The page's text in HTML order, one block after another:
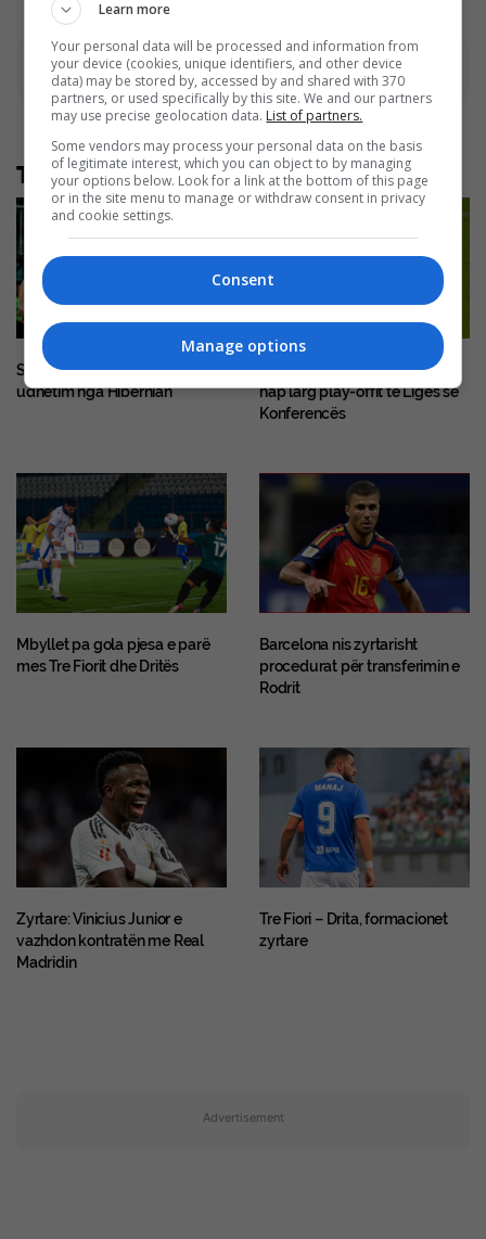
Advertisement
Të tjera nga rubrika
Shkëndija pëson ngushtë në
udhëtim nga Hibernian
Drita e “shkel” Tre Fiorin, një
hap larg play-offit të Ligës së
Konferencës
Mbyllet pa gola pjesa e parë
mes Tre Fiorit dhe Dritës
Barcelona nis zyrtarisht
procedurat për transferimin e
Rodrit
Zyrtare: Vinicius Junior e
vazhdon kontratën me Real
Madridin
Tre Fiori – Drita, formacionet
zyrtare
Advertisement
Learn more
Your personal data will be processed and information from
your device (cookies, unique identifiers, and other device
data) may be stored by, accessed by and shared with 370
partners, or used specifically by this site. We and our partners
may use precise geolocation data. List of partners.
Some vendors may process your personal data on the basis
of legitimate interest, which you can object to by managing
your options below. Look for a link at the bottom of this page
or in the site menu to manage or withdraw consent in privacy
and cookie settings.
Consent
Manage options